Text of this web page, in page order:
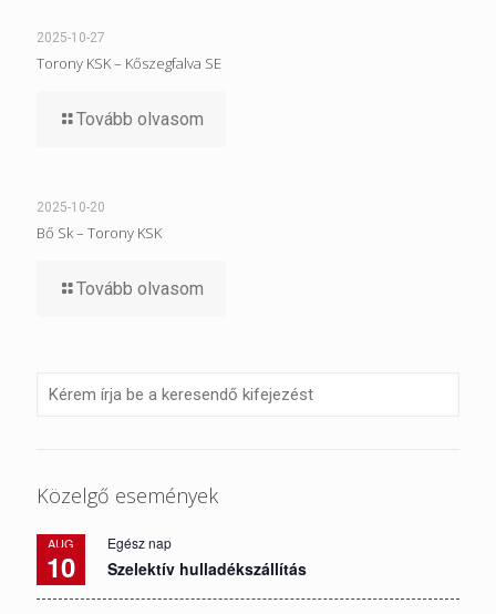
2025-10-27
Torony KSK – Kőszegfalva SE
Tovább olvasom
2025-10-20
Bő Sk – Torony KSK
Tovább olvasom
Közelgő események
AUG
10
Egész nap
Szelektív hulladékszállítás